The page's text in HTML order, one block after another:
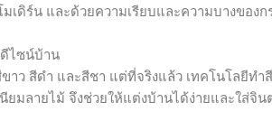
เดิร์น และด้วยความเรียบและความบางของ
ดีไซน์บ้าน
าว สีดำ และสีชา แต่ที่จริงแล้ว เทคโนโลยีท
ยมลายไม้ จึงช่วยให้แต่งบ้านได้ง่ายและใส่จิน